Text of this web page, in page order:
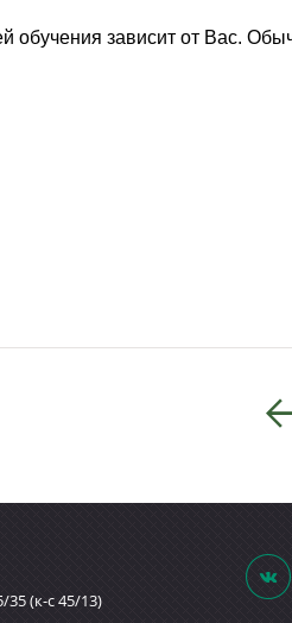
обучения зависит от Вас.
(к-с 45/13)